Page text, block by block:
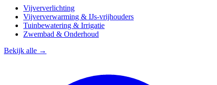
Vijververlichting
Vijververwarming & IJs-vrijhouders
Tuinbewatering & Irrigatie
Zwembad & Onderhoud
Bekijk alle →